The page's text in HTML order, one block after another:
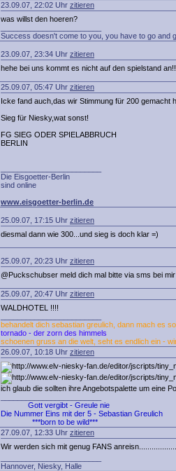
23.09.07, 22:02 Uhr zitieren
was willst den hoeren?
Success doesn't come to you, you have to go and
23.09.07, 23:34 Uhr zitieren
hehe bei uns kommt es nicht auf den spielstand
25.09.07, 05:47 Uhr zitieren
Icke fand auch,das wir Stimmung für 200 gemacht
Sieg für Niesky,wat sonst!
FG SIEG ODER SPIELABBRUCH
BERLIN
Die Eisgoetter-Berlin
sind online
www.eisgoetter-berlin.de
25.09.07, 17:15 Uhr zitieren
diesmal dann wie 300...und sieg is doch klar =)
25.09.07, 20:23 Uhr zitieren
@Puckschubser meld dich mal bitte via sms bei
25.09.07, 20:47 Uhr zitieren
WALDHOTEL !!!!
behandelt dich sebastian greulich, dann mach es
tornado - der zorn des himmels
schoenen gruss an die welt, seht es endlich ein -
26.09.07, 10:18 Uhr zitieren
ich glaub die sollten ihre Angebotspalette um eine
Gott vergibt - Greule nie
Die Nummer Eins mit der 5 - Sebastian Greulich
***born to be wild***
27.09.07, 12:33 Uhr zitieren
Wir werden sich mit genug FANS anreisn..................
Hannover, Niesky, Halle